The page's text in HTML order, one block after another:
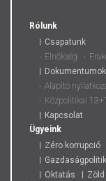
Rólunk
Csapatunk
Elnökség
Dokumentumok
Alapító
Közpolitikai 13+1
Kapcsolat
Ügyeink
Zéro korrupció
Oktatás